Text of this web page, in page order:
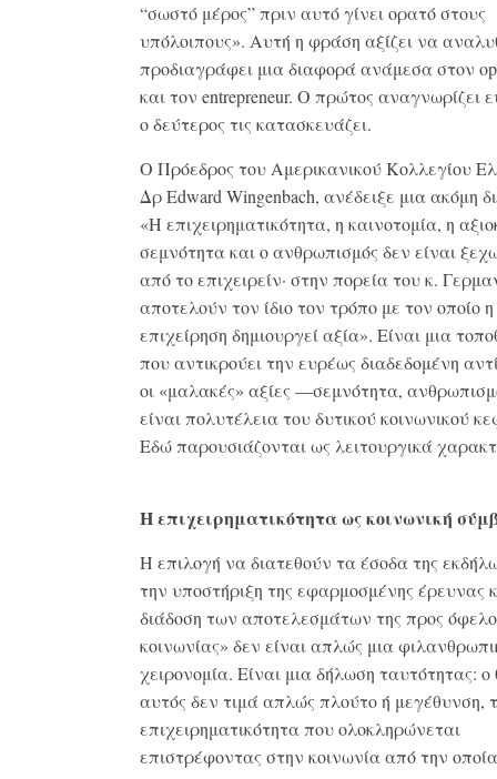
“σωστό μέρος” πριν αυτό γίνει ορατό στους
υπόλοιπους». Αυτή η φράση αξίζει να
προδιαγράφει μια διαφορά ανάμεσα στον
και τον entrepreneur. Ο πρώτος αναγνωρίζει
ο δεύτερος τις κατασκευάζει.
Ο Πρόεδρος του Αμερικανικού Κολλεγίου
Δρ Edward Wingenbach, ανέδειξε μια ακόμη
«Η επιχειρηματικότητα, η καινοτομία, η
σεμνότητα και ο ανθρωπισμός δεν είναι
από το επιχειρείν· στην πορεία του κ.
αποτελούν τον ίδιο τον τρόπο με τον οποίο η
επιχείρηση δημιουργεί αξία». Είναι μια
που αντικρούει την ευρέως διαδεδομένη
οι «μαλακές» αξίες —σεμνότητα,
είναι πολυτέλεια του δυτικού κοινωνικού
Εδώ παρουσιάζονται ως λειτουργικά
Η επιχειρηματικότητα ως κοινωνική
Η επιλογή να διατεθούν τα έσοδα της
την υποστήριξη της εφαρμοσμένης έρευνας
διάδοση των αποτελεσμάτων της προς
κοινωνίας» δεν είναι απλώς μια
χειρονομία. Είναι μια δήλωση ταυτότητας: ο
αυτός δεν τιμά απλώς πλούτο ή μεγέθυνση,
επιχειρηματικότητα που ολοκληρώνεται
επιστρέφοντας στην κοινωνία από την